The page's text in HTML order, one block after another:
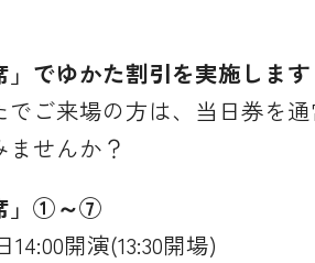
でゆかた割引を実施します
ご来場の方は、当日券を
せんか？
」①～⑦
開演(13:30開場)